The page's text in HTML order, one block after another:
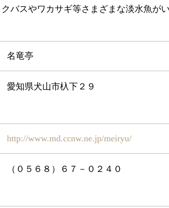
バスやワカサギ等さまざまな淡水魚がい
名竜亭
愛知県犬山市杁下２９
http://www.md.ccnw.ne.jp/meiryu/
（０５６８）６７－０２４０